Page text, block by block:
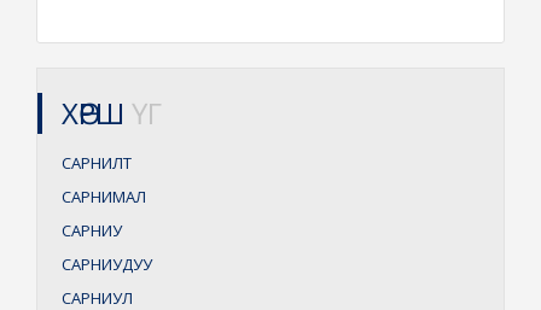
ХӨРШ ҮГ
САРНИЛТ
САРНИМАЛ
САРНИУ
САРНИУДУУ
САРНИУЛ